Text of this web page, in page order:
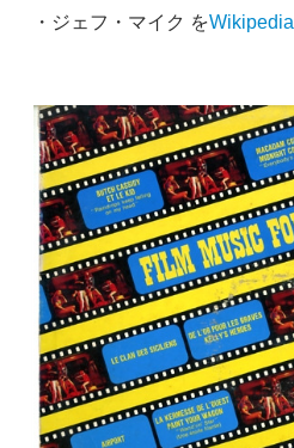
・ジェフ・マイク をWikipedia